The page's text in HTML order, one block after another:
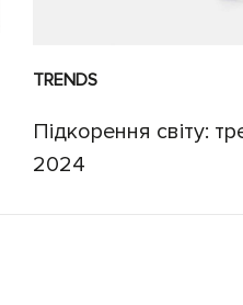
TRENDS
Підкорення світу:
2024